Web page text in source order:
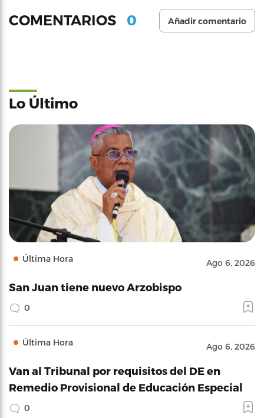
COMENTARIOS 0 Añadir comentario
Lo Último
Última Hora Ago 6, 2026
San Juan tiene nuevo Arzobispo
0
Última Hora Ago 6, 2026
Van al Tribunal por requisitos del DE en
Remedio Provisional de Educación Especial
0